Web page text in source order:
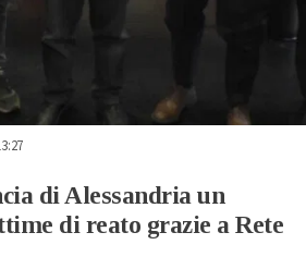
di Alessandria un
di reato grazie a Rete